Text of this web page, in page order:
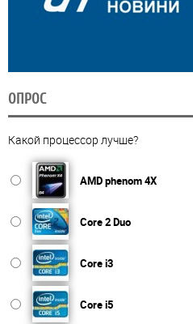
ОПРОС
Какой процессор лучше?
AMD phenom 4X
Core 2 Duo
Core i3
Core i5